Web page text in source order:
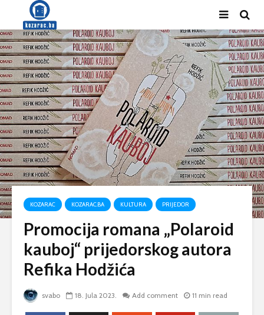
KOZARAC KOZARAC.BA KULTURA PRIJEDOR
Promocija romana „Polaroid
kauboj“ prijedorskog autora
Refika Hodžića
svabo 18. Jula 2023. Add comment 11 min read